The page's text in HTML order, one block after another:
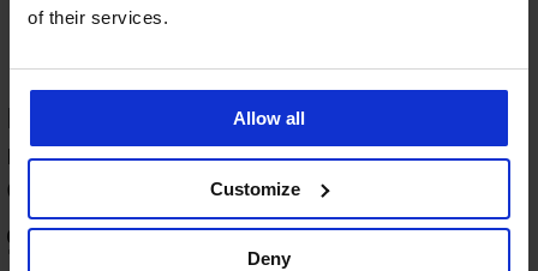
of their services.
Allow all
Customize
Deny
4,9
HODNOCENÍ PRODUKTU Horní díl
rychleschnoucích plavek Spacer 3D
Gold Summer
96